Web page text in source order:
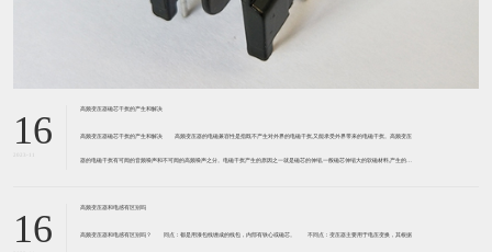
16
高频变压器磁芯干扰的产生和解决
高频变压器磁芯干扰的产生和解决 高频变压器的电磁兼容性是指既不产生对外界的电磁干扰,又能承受外界带来的电磁干扰。高频变压
器的电磁干扰有可闻的音频噪声和不可闻的高频噪声之分。电磁干扰产生的原因之一就是磁芯的伸缩,一般磁芯伸缩大的软磁材料,产生的电
16
高频变压器和电感有区别吗
高频变压器和电感有区别吗？ 同点：都是用漆包线缠成的线包，内部有铁心或磁芯。 不同点：变压器主要用于电压变换，其根据